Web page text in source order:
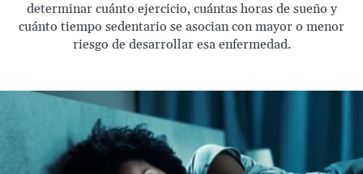
determinar cuánto ejercicio, cuántas horas de sueño y
cuánto tiempo sedentario se asocian con mayor o menor
riesgo de desarrollar esa enfermedad.